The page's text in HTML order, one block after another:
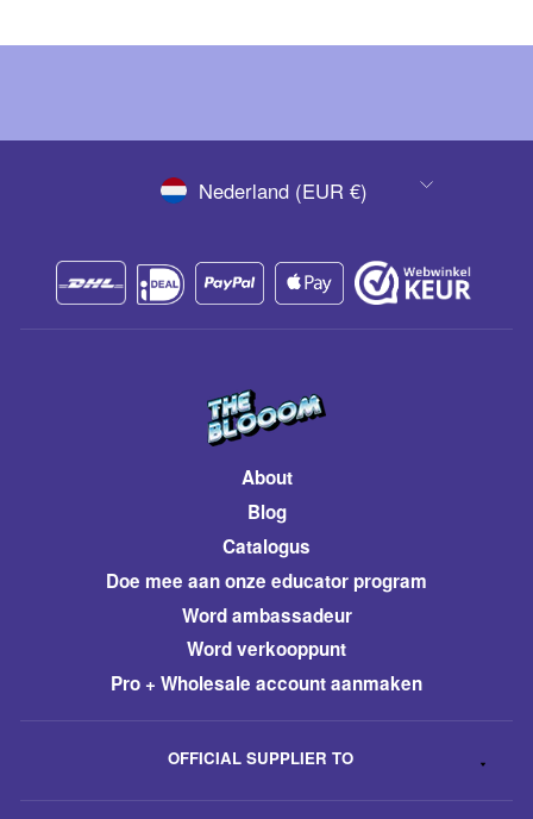
VALUTANederland (EUR €)
About
Blog
Catalogus
​Doe mee aan onze educator program
Word ambassadeur
​Word verkooppunt
Pro + Wholesale account aanmaken
OFFICIAL SUPPLIER TO